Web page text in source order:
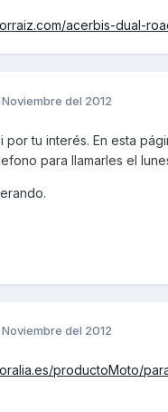
acerbis-dual-
Noviembre del 2012
por tu interés. En esta
para llamarles el
Noviembre del 2012
productoMoto/